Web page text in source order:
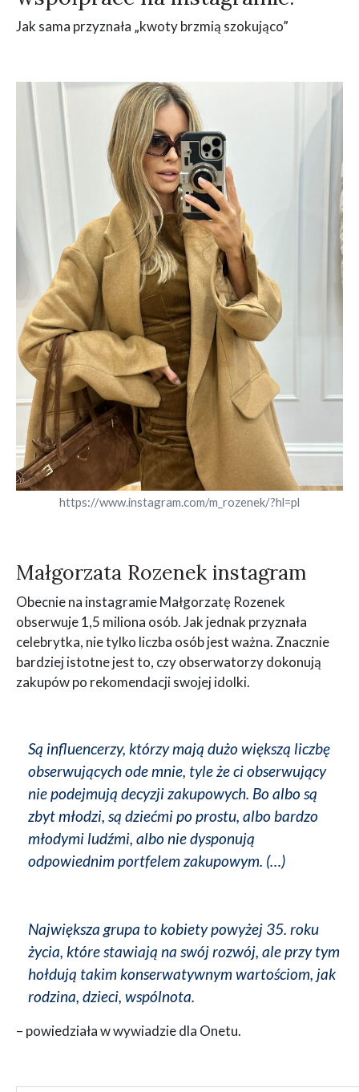
Jak sama przyznała „kwoty brzmią szokująco”
https://www.instagram.com/m_rozenek/?hl=pl
Małgorzata Rozenek instagram
Obecnie na instagramie Małgorzatę Rozenek
obserwuje 1,5 miliona osób. Jak jednak przyznała
celebrytka, nie tylko liczba osób jest ważna. Znacznie
bardziej istotne jest to, czy obserwatorzy dokonują
zakupów po rekomendacji swojej idolki.
Są influencerzy, którzy mają dużo większą liczbę
obserwujących ode mnie, tyle że ci obserwujący
nie podejmują decyzji zakupowych. Bo albo są
zbyt młodzi, są dziećmi po prostu, albo bardzo
młodymi ludźmi, albo nie dysponują
odpowiednim portfelem zakupowym. (…)
Największa grupa to kobiety powyżej 35. roku
życia, które stawiają na swój rozwój, ale przy tym
hołdują takim konserwatywnym wartościom, jak
rodzina, dzieci, wspólnota.
– powiedziała w wywiadzie dla Onetu.